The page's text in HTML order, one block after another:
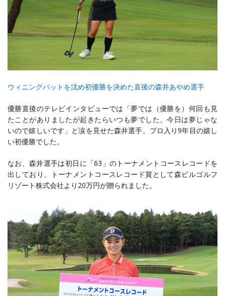
ウィニングパットを沈め初優勝を決めた直後の森井あやめ選手
優勝直後のテレビインタビューでは「夢では（優勝を）何回も見
たことがありましたが起きたらいつも夢でした。今日は夢じゃな
いので嬉しいです」と涙を見せた森井選手。プロ入り9年目の嬉し
い初優勝でした。
なお、森井選手は初日に「63」のトーナメントコースレコードを
出しており、トーナメントコースレコード賞として森ビルゴルフ
リゾート株式会社より20万円が贈られました。